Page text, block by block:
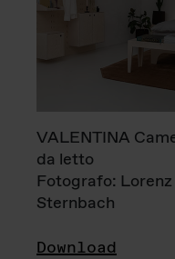
VALENTINA
da letto
Fotografo: Lorenz
Sternbach
Download